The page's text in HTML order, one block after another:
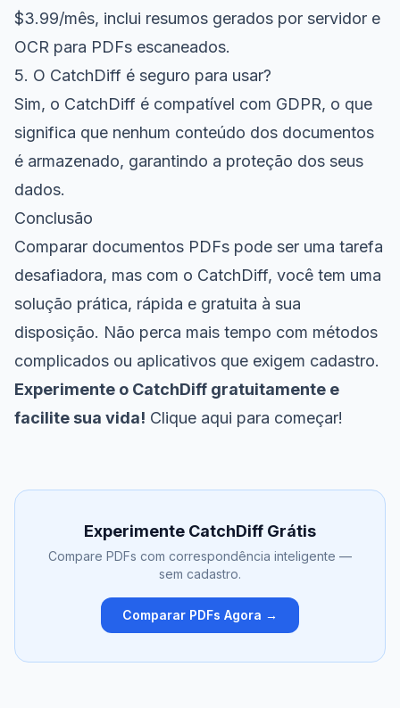
$3.99/mês, inclui resumos gerados por servidor e
OCR para PDFs escaneados.
5. O CatchDiff é seguro para usar?
Sim, o CatchDiff é compatível com GDPR, o que
significa que nenhum conteúdo dos documentos
é armazenado, garantindo a proteção dos seus
dados.
Conclusão
Comparar documentos PDFs pode ser uma tarefa
desafiadora, mas com o CatchDiff, você tem uma
solução prática, rápida e gratuita à sua
disposição. Não perca mais tempo com métodos
complicados ou aplicativos que exigem cadastro.
Experimente o CatchDiff gratuitamente e
facilite sua vida! Clique aqui para começar!
Experimente CatchDiff Grátis
Compare PDFs com correspondência inteligente —
sem cadastro.
Comparar PDFs Agora →